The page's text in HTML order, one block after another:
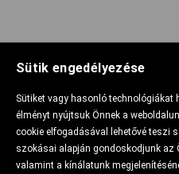
Sütik engedélyezése
Sütiket vagy hasonló technológiákat
élményt nyújtsuk Önnek a
cookie elfogadásával lehetővé teszi
szokásai alapján gondoskodjunk az
valamint a kínálatunk